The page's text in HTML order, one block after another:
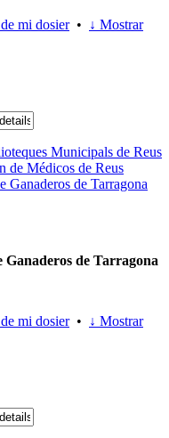
mi dosier•
↓ Mostrar
Municipals de Reus
de Médicos de Reus
de Tarragona
mi dosier•
↓ Mostrar